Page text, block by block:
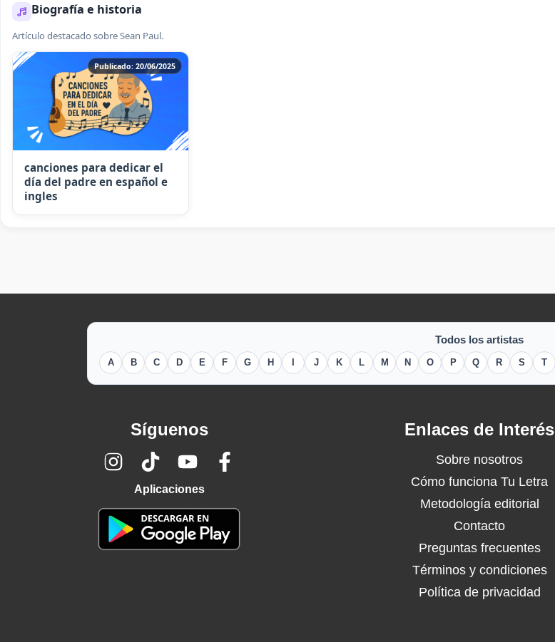
Biografía e historia
Artículo destacado sobre Sean Paul.
Publicado: 20/06/2025
canciones para dedicar el
día del padre en español e
ingles
Todos los artistas
A B C D E F G H J K L M N O P Q R S T
Síguenos
Aplicaciones
Enlaces de Interés
Sobre nosotros
Cómo funciona Tu Letra
Metodología editorial
Contacto
Preguntas frecuentes
Términos y condiciones
Política de privacidad